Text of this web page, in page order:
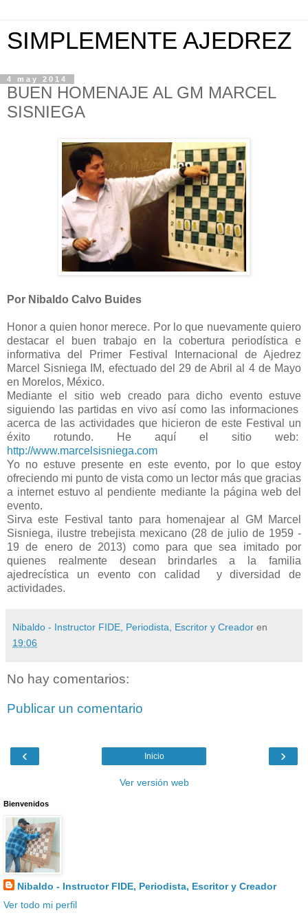
SIMPLEMENTE AJEDREZ
4 may 2014
BUEN HOMENAJE AL GM MARCEL
SISNIEGA
Por Nibaldo Calvo Buides
Honor a quien honor merece. Por lo que nuevamente quiero
destacar el buen trabajo en la cobertura periodística e
informativa del Primer Festival Internacional de Ajedrez
Marcel Sisniega IM, efectuado del 29 de Abril al 4 de Mayo
en Morelos, México.
Mediante el sitio web creado para dicho evento estuve
siguiendo las partidas en vivo así como las informaciones
acerca de las actividades que hicieron de este Festival un
éxito rotundo. He aquí el sitio web:
http://www.marcelsisniega.com
Yo no estuve presente en este evento, por lo que estoy
ofreciendo mi punto de vista como un lector más que gracias
a internet estuvo al pendiente mediante la página web del
evento.
Sirva este Festival tanto para homenajear al GM Marcel
Sisniega, ilustre trebejista mexicano (28 de julio de 1959 -
19 de enero de 2013) como para que sea imitado por
quienes realmente desean brindarles a la familia
ajedrecística un evento con calidad y diversidad de
actividades.
Nibaldo - Instructor FIDE, Periodista, Escritor y Creador en
19:06
No hay comentarios:
Publicar un comentario
‹ ›
Inicio
Ver versión web
Bienvenidos
Nibaldo - Instructor FIDE, Periodista, Escritor y Creador
Ver todo mi perfil